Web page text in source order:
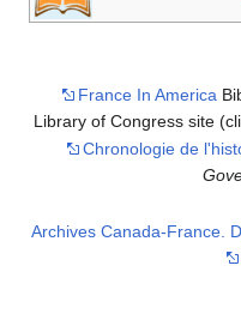
France In America
Library of Congress site
Chronologie de
Archives Canada-France.